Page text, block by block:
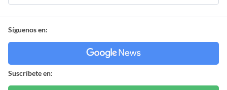
Síguenos en:
Suscríbete en: